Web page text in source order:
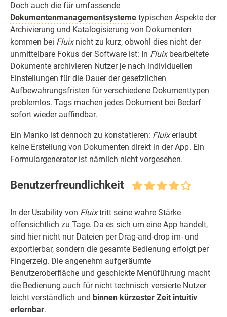
Doch auch die für umfassende
Dokumentenmanagementsysteme typischen Aspekte der
Archivierung und Katalogisierung von Dokumenten
kommen bei Fluixnicht zu kurz, obwohl dies nicht der
unmittelbare Fokus der Software ist: In Fluixbearbeitete
Dokumente archivieren Nutzer je nach individuellen
Einstellungen für die Dauer der gesetzlichen
Aufbewahrungsfristen für verschiedene Dokumenttypen
problemlos. Tags machen jedes Dokument bei Bedarf
sofort wieder auffindbar.
Ein Manko ist dennoch zu konstatieren: Fluixerlaubt
keine Erstellung von Dokumenten direkt in der App. Ein
Formulargenerator ist nämlich nicht vorgesehen.
Benutzerfreundlichkeit
In der Usability von Fluixtritt seine wahre Stärke
offensichtlich zu Tage. Da es sich um eine App handelt,
sind hier nicht nur Dateien per Drag-and-drop im- und
exportierbar, sondern die gesamte Bedienung erfolgt per
Fingerzeig. Die angenehm aufgeräumte
Benutzeroberfläche und geschickte Menüführung macht
die Bedienung auch für nicht technisch versierte Nutzer
leicht verständlich und binnen kürzester Zeit intuitiv
erlernbar.